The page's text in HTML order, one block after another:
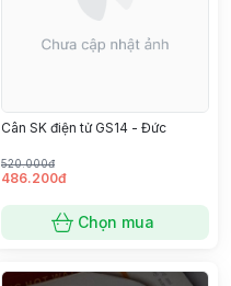
Cân SK điện tử GS14 - Đức
520.000đ
486.200đ
Chọn mua